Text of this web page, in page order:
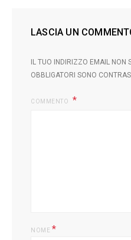
LASCIA UN
IL TUO INDIRIZZO EMAIL NON
OBBLIGATORI SONO
COMMENTO
NOME *